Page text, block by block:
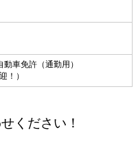
動車免許（通勤用）
！）
ください！